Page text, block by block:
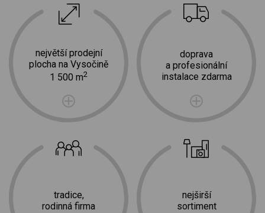
největší prodejní
plocha na Vysočině
1 500 m2
tradice,
rodinná firma
doprava
a profesionální
instalace zdarma
nejširší
sortiment